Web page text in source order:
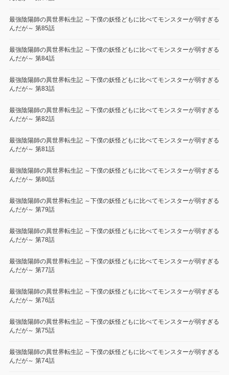
最強陰陽師の異世界転生記 ～下僕の妖怪どもに比べてモンスターが弱すぎる
んだが～ 第85話
最強陰陽師の異世界転生記 ～下僕の妖怪どもに比べてモンスターが弱すぎる
んだが～ 第84話
最強陰陽師の異世界転生記 ～下僕の妖怪どもに比べてモンスターが弱すぎる
んだが～ 第83話
最強陰陽師の異世界転生記 ～下僕の妖怪どもに比べてモンスターが弱すぎる
んだが～ 第82話
最強陰陽師の異世界転生記 ～下僕の妖怪どもに比べてモンスターが弱すぎる
んだが～ 第81話
最強陰陽師の異世界転生記 ～下僕の妖怪どもに比べてモンスターが弱すぎる
んだが～ 第80話
最強陰陽師の異世界転生記 ～下僕の妖怪どもに比べてモンスターが弱すぎる
んだが～ 第79話
最強陰陽師の異世界転生記 ～下僕の妖怪どもに比べてモンスターが弱すぎる
んだが～ 第78話
最強陰陽師の異世界転生記 ～下僕の妖怪どもに比べてモンスターが弱すぎる
んだが～ 第77話
最強陰陽師の異世界転生記 ～下僕の妖怪どもに比べてモンスターが弱すぎる
んだが～ 第76話
最強陰陽師の異世界転生記 ～下僕の妖怪どもに比べてモンスターが弱すぎる
んだが～ 第75話
最強陰陽師の異世界転生記 ～下僕の妖怪どもに比べてモンスターが弱すぎる
んだが～ 第74話